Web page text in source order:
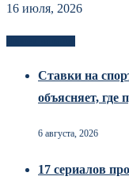
16 июля, 2026
Ставки на
объясняет, где
6 августа, 2026
17 сериалов